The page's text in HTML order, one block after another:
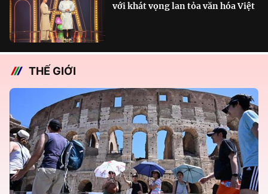
với khát vọng lan tỏa văn hóa Việt
THẾ GIỚI